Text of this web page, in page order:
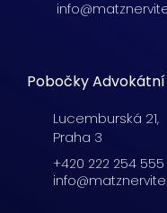
Pobočky
Lucemburská 21,
Praha 3
+420 222 254 555